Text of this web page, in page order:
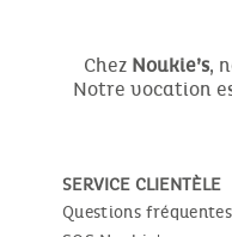
Chez Noukie’s,
Notre vocation
SERVICE CLIENTÈLE
Questions